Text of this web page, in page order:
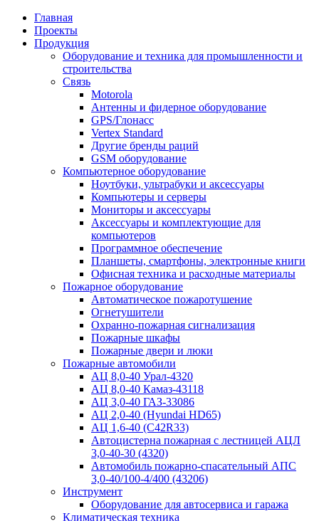
Главная
Проекты
Продукция
Оборудование и техника для промышленности и
строительства
Связь
Motorola
Антенны и фидерное оборудование
GPS/Глонасс
Vertex Standard
Другие бренды раций
GSM оборудование
Компьютерное оборудование
Ноутбуки, ультрабуки и аксессуары
Компьютеры и серверы
Мониторы и аксессуары
Аксессуары и комплектующие для
компьютеров
Программное обеспечение
Планшеты, смартфоны, электронные книги
Офисная техника и расходные материалы
Пожарное оборудование
Автоматическое пожаротушение
Огнетушители
Охранно-пожарная сигнализация
Пожарные шкафы
Пожарные двери и люки
Пожарные автомобили
АЦ 8,0-40 Урал-4320
АЦ 8,0-40 Камаз-43118
АЦ 3,0-40 ГАЗ-33086
АЦ 2,0-40 (Hyundai HD65)
АЦ 1,6-40 (C42R33)
Автоцистерна пожарная с лестницей АЦЛ
3,0-40-30 (4320)
Автомобиль пожарно-спасательный АПС
3,0-40/100-4/400 (43206)
Инструмент
Оборудование для автосервиса и гаража
Климатическая техника